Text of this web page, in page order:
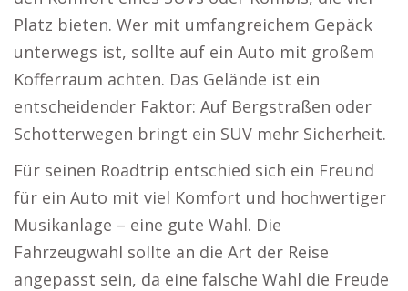
Platz bieten. Wer mit umfangreichem Gepäck
unterwegs ist, sollte auf ein Auto mit großem
Kofferraum achten. Das Gelände ist ein
entscheidender Faktor: Auf Bergstraßen oder
Schotterwegen bringt ein SUV mehr Sicherheit.
Für seinen Roadtrip entschied sich ein Freund
für ein Auto mit viel Komfort und hochwertiger
Musikanlage – eine gute Wahl. Die
Fahrzeugwahl sollte an die Art der Reise
angepasst sein, da eine falsche Wahl die Freude